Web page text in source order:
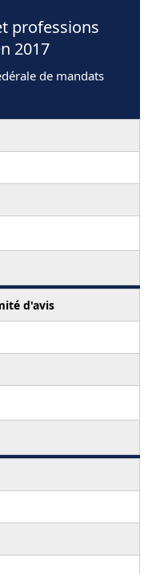
professions
2017
de mandats
d'avis